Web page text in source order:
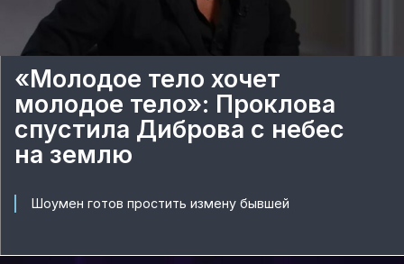
«Молодое тело хочет
молодое тело»: Проклова
спустила Диброва с небес
на землю
Шоумен готов простить измену бывшей